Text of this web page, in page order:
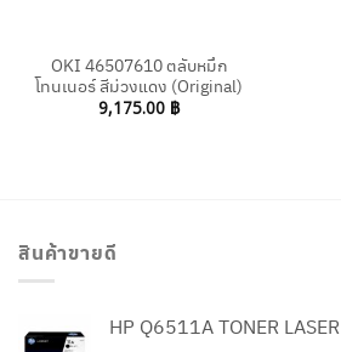
OKI 46507610 ตลับหมึก
โทนเนอร์ สีม่วงแดง (Original)
9,175.00 ฿
สินค้าขายดี
HP Q6511A TONER LASER